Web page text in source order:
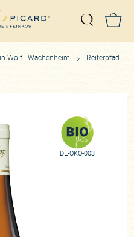
Suche
Wolf - Wachenheim
Reiterpfad
DE-ÖKO-003